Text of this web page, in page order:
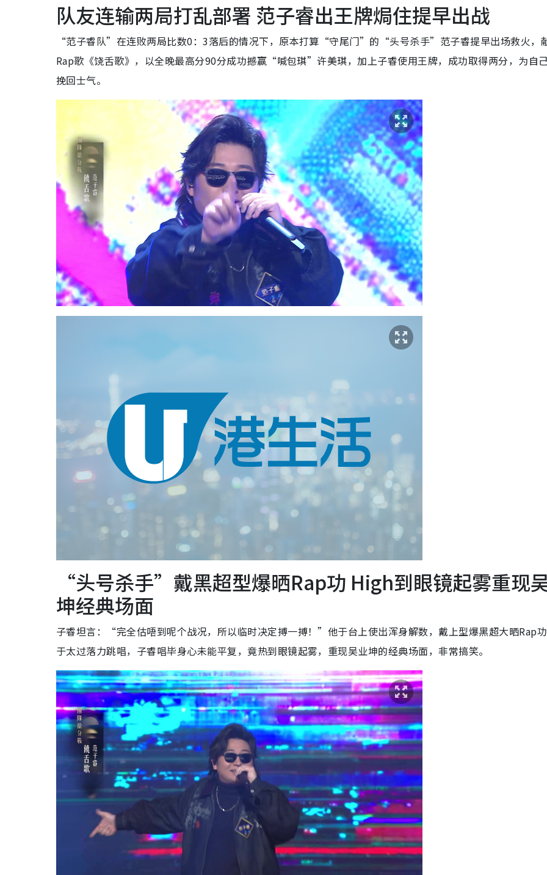
队友连输两局打乱部署 范子睿出王牌焗住提早出战
“范子睿队”在连败两局比数0：3落后的情况下，原本打算“守尾门”的“头号杀手”范子睿提早出场救火，
Rap歌《饶舌歌》，以全晚最高分90分成功撼赢“喊包琪”许美琪，加上子睿使用王牌，成功取得两分，为自
挽回士气。
“头号杀手”戴黑超型爆晒Rap功 High到眼镜起雾重现
坤经典场面
子睿坦言：“完全估唔到呢个战况，所以临时决定搏一搏！”他于台上使出浑身解数，戴上型爆黑超大晒Rap
于太过落力跳唱，子睿唱毕身心未能平复，竟热到眼镜起雾，重现吴业坤的经典场面，非常搞笑。